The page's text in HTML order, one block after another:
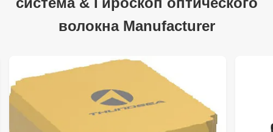
волокна Manufacturer